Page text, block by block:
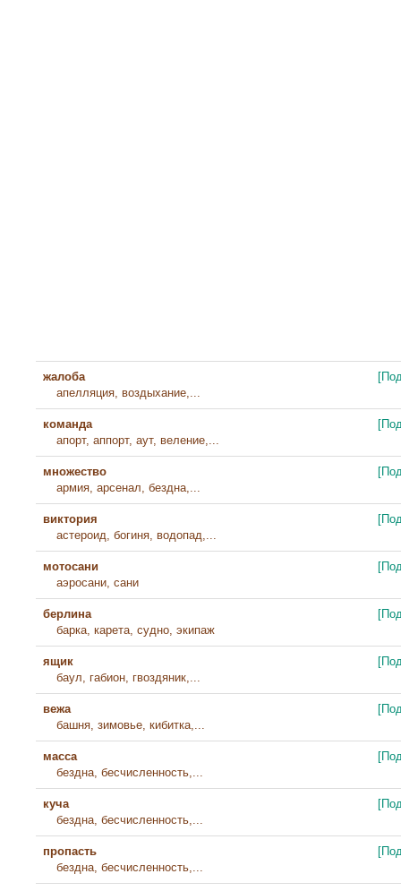
жалоба
апелляция, воздыхание,...
команда
апорт, аппорт, аут, веление,...
множество
армия, арсенал, бездна,...
виктория
астероид, богиня, водопад,...
мотосани
аэросани, сани
берлина
барка, карета, судно, экипаж
ящик
баул, габион, гвоздяник,...
вежа
башня, зимовье, кибитка,...
масса
бездна, бесчисленность,...
куча
бездна, бесчисленность,...
пропасть
бездна, бесчисленность,...